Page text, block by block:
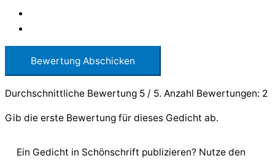
Bewertung Abschicken
Durchschnittliche Bewertung 5 / 5. Anzahl Bewertungen: 2
Gib die erste Bewertung für dieses Gedicht ab.
Ein Gedicht in Schönschrift publizieren? Nutze den